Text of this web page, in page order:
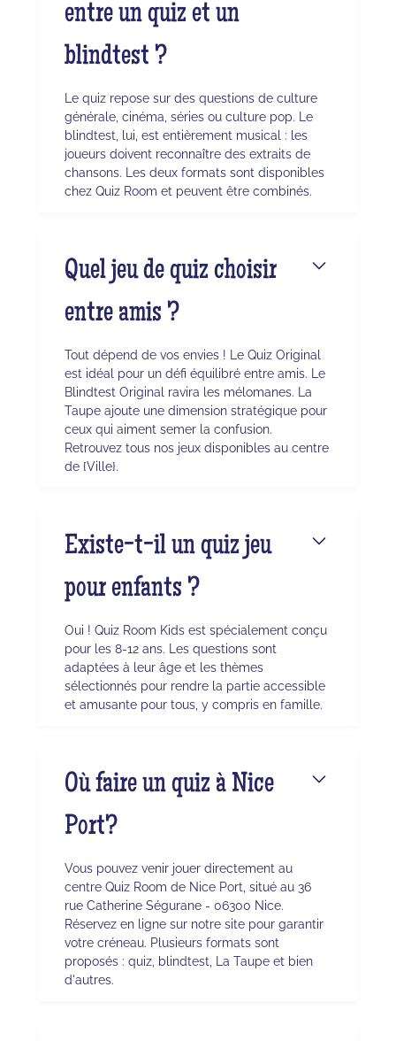
entre un quiz et un
blindtest ?
Le quiz repose sur des questions de culture
générale, cinéma, séries ou culture pop. Le
blindtest, lui, est entièrement musical : les
joueurs doivent reconnaître des extraits de
chansons. Les deux formats sont disponibles
chez Quiz Room et peuvent être combinés.
Quel jeu de quiz choisir
entre amis ?
Tout dépend de vos envies ! Le Quiz Original
est idéal pour un défi équilibré entre amis. Le
Blindtest Original ravira les mélomanes. La
Taupe ajoute une dimension stratégique pour
ceux qui aiment semer la confusion.
Retrouvez tous nos jeux disponibles au centre
de {Ville}.
Existe-t-il un quiz jeu
pour enfants ?
Oui ! Quiz Room Kids est spécialement conçu
pour les 8-12 ans. Les questions sont
adaptées à leur âge et les thèmes
sélectionnés pour rendre la partie accessible
et amusante pour tous, y compris en famille.
Où faire un quiz à Nice
Port?
Vous pouvez venir jouer directement au
centre Quiz Room de Nice Port, situé au 36
rue Catherine Ségurane - 06300 Nice.
Réservez en ligne sur notre site pour garantir
votre créneau. Plusieurs formats sont
proposés : quiz, blindtest, La Taupe et bien
d'autres.